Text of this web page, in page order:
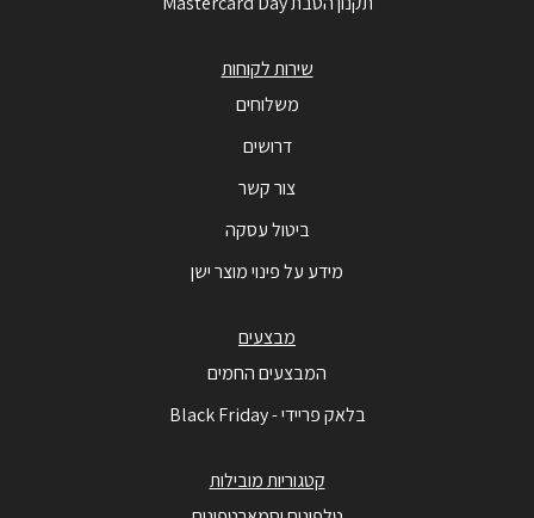
שירות לקוחות
משלוחים
דרושים
צור קשר
ביטול עסקה
מידע על פינוי מוצר ישן
מבצעים
המבצעים החמים
בלאק פריידי - Black Friday
קטגוריות מובילות